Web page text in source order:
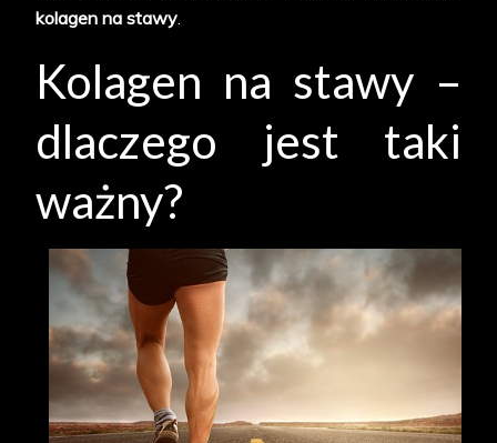
kolagen na stawy.
Kolagen na stawy –
dlaczego jest taki
ważny?